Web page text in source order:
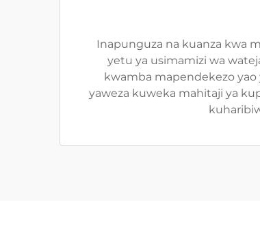
Inapunguza na kuanza kwa
yetu ya usimamizi wa
kwamba mapendekezo
yaweza kuweka mahitaji ya